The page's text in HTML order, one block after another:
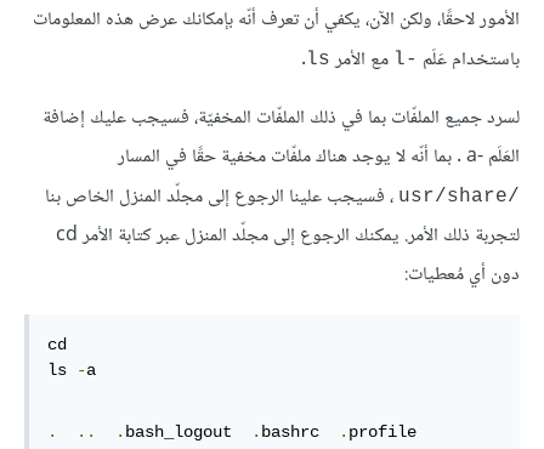
الأمور لاحقًا، ولكن الآن، يكفي أن تعرف أنّه بإمكانك عرض هذه المعلومات
باستخدام عَلَم -l مع الأمر ls
.
لسرد جميع الملفّات بما في ذلك الملفّات المخفيّة، فسيجب عليك إضافة
العَلَم -a . بما أنّه لا يوجد هناك ملفّات مخفية حقًا في المسار
/usr/share
، فسيجب علينا الرجوع إلى مجلّد المنزل الخاص بنا
لتجربة ذلك الأمر. يمكنك الرجوع إلى مجلّد المنزل عبر كتابة الأمر cd
دون أي مُعطيات:
cd
ls
-a
. .. . bash_logout . bashrc . profile